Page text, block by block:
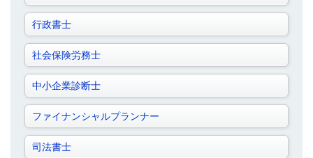
行政書士
社会保険労務士
中小企業診断士
ファイナンシャルプランナー
司法書士